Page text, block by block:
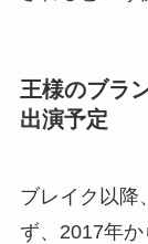
王様のブラ
出演予定
ブレイク以降
ず、2017年